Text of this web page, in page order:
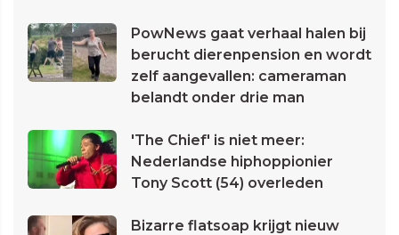
PowNews gaat verhaal halen bij
berucht dierenpension en wordt
zelf aangevallen: cameraman
belandt onder drie man
'The Chief' is niet meer:
Nederlandse hiphoppionier
Tony Scott (54) overleden
Bizarre flatsoap krijgt nieuw